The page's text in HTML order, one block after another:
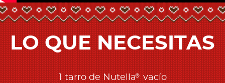
LO QUE NECESITAS
1 tarro de Nutella®vacío